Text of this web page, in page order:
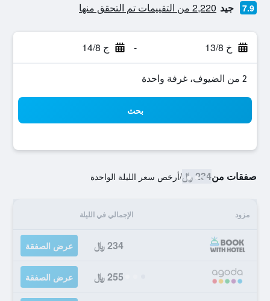
7.9 جيد 2,220 من التقييمات تم التحقق منها
خ 13/8 - ج 14/8
2 من الضيوف، غرفة واحدة
بحث
صفقات من234 ﷼ /أرخص سعر الليلة الواحدة
مزود الإجمالي في الليلة
234 ﷼ عرض الصفقة
255 ﷼ عرض الصفقة